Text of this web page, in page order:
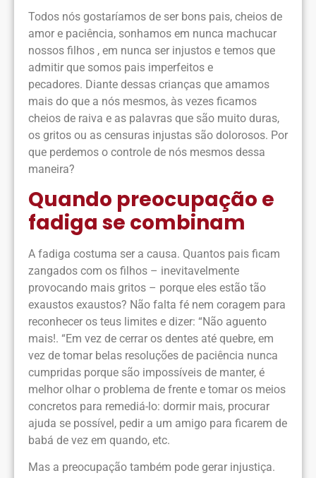
Todos nós gostaríamos de ser bons pais, cheios de
amor e paciência, sonhamos em nunca machucar
nossos filhos , em nunca ser injustos e temos que
admitir que somos pais imperfeitos e
pecadores. Diante dessas crianças que amamos
mais do que a nós mesmos, às vezes ficamos
cheios de raiva e as palavras que são muito duras,
os gritos ou as censuras injustas são dolorosos. Por
que perdemos o controle de nós mesmos dessa
maneira?
Quando preocupação e
fadiga se combinam
A fadiga costuma ser a causa. Quantos pais ficam
zangados com os filhos – inevitavelmente
provocando mais gritos – porque eles estão tão
exaustos exaustos? Não falta fé nem coragem para
reconhecer os teus limites e dizer: “Não aguento
mais!. “Em vez de cerrar os dentes até quebre, em
vez de tomar belas resoluções de paciência nunca
cumpridas porque são impossíveis de manter, é
melhor olhar o problema de frente e tomar os meios
concretos para remediá-lo: dormir mais, procurar
ajuda se possível, pedir a um amigo para ficarem de
babá de vez em quando, etc.
Mas a preocupação também pode gerar injustiça.